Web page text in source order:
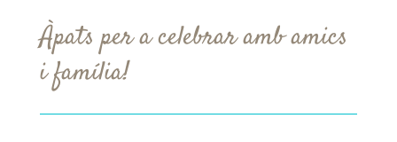
Àpats per a celebrar amb amics
i família!